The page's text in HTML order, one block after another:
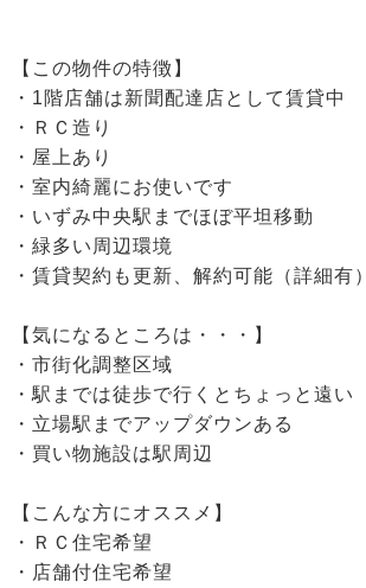
【この物件の特徴】
・1階店舗は新聞配達店として賃貸中
・ＲＣ造り
・屋上あり
・室内綺麗にお使いです
・いずみ中央駅までほぼ平坦移動
・緑多い周辺環境
・賃貸契約も更新、解約可能（詳細有）
【気になるところは・・・】
・市街化調整区域
・駅までは徒歩で行くとちょっと遠い
・立場駅までアップダウンある
・買い物施設は駅周辺
【こんな方にオススメ】
・ＲＣ住宅希望
・店舗付住宅希望